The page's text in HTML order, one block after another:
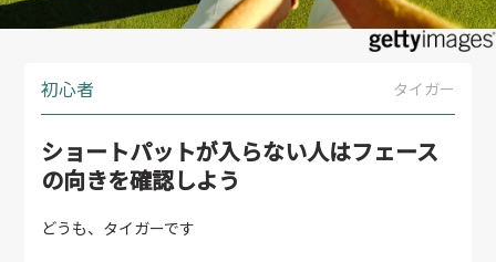
初心者 タイガー
ショートパットが入らない人はフェース
の向きを確認しよう
どうも、タイガーです